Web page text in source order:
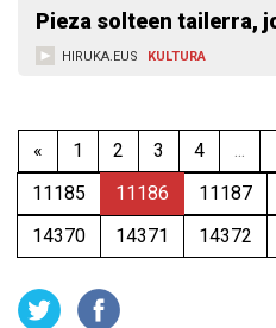
Pieza solteen tailerra,
HIRUKA.EUS KULTURA
« 1 2 3 4 ...
11185
11186 11187
14370
14371 14372